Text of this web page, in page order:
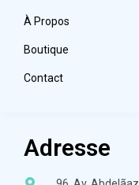
À Propos
Boutique
Contact
Adresse